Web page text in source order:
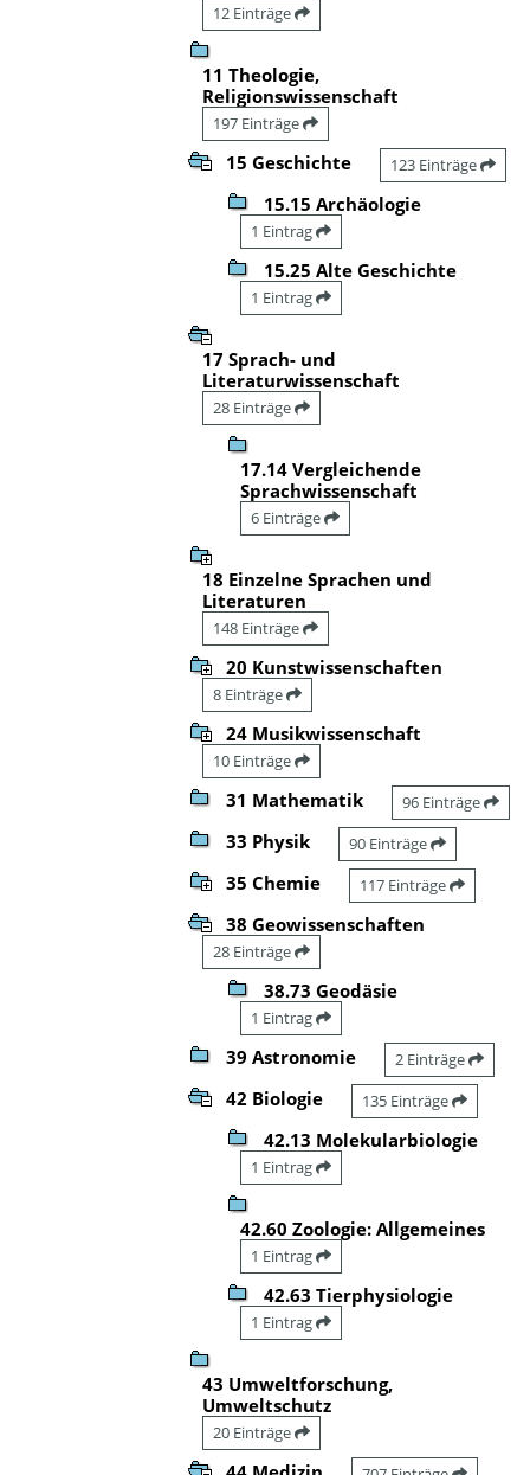
12 Einträge
11 Theologie,
Religionswissenschaft
197 Einträge
15 Geschichte 123 Einträge
15.15 Archäologie
1 Eintrag
15.25 Alte Geschichte
1 Eintrag
17 Sprach- und
Literaturwissenschaft
28 Einträge
17.14 Vergleichende
Sprachwissenschaft
6 Einträge
18 Einzelne Sprachen und
Literaturen
148 Einträge
20 Kunstwissenschaften
8 Einträge
24 Musikwissenschaft
10 Einträge
31 Mathematik 96 Einträge
33 Physik 90 Einträge
35 Chemie 117 Einträge
38 Geowissenschaften
28 Einträge
38.73 Geodäsie
1 Eintrag
39 Astronomie 2 Einträge
42 Biologie 135 Einträge
42.13 Molekularbiologie
1 Eintrag
42.60 Zoologie: Allgemeines
1 Eintrag
42.63 Tierphysiologie
1 Eintrag
43 Umweltforschung,
Umweltschutz
20 Einträge